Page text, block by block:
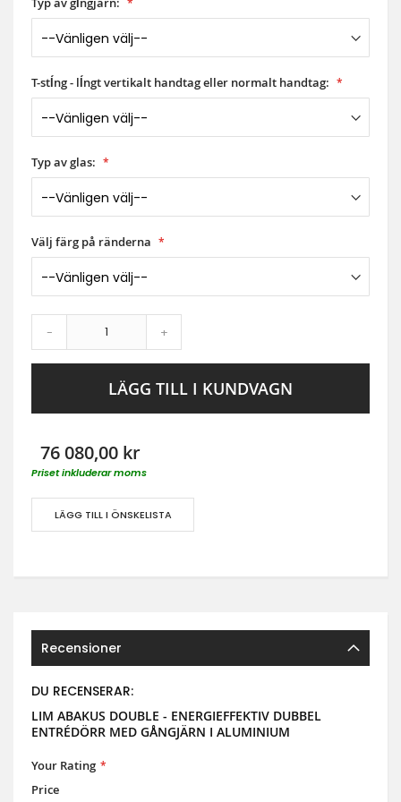
T-stĺng - lĺngt vertikalt handtag eller normalt handtag:
Typ av glas:
Välj färg på ränderna
- +
LÄGG TILL I KUNDVAGN
76 080,00 kr
Priset inkluderar moms
LÄGG TILL I ÖNSKELISTA
Recensioner
DU RECENSERAR:
LIM ABAKUS DOUBLE - ENERGIEFFEKTIV DUBBEL
ENTRÉDÖRR MED GÅNGJÄRN I ALUMINIUM
Your Rating
Price